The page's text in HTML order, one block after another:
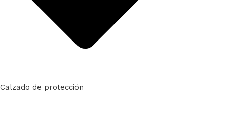
Calzado de protección